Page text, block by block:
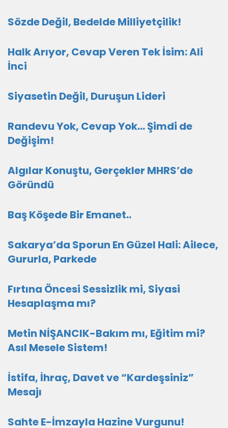
Sözde Değil, Bedelde Milliyetçilik!
Halk Arıyor, Cevap Veren Tek İsim: Ali
İnci
Siyasetin Değil, Duruşun Lideri
Randevu Yok, Cevap Yok… Şimdi de
Değişim!
Algılar Konuştu, Gerçekler MHRS’de
Göründü
Baş Köşede Bir Emanet..
Sakarya’da Sporun En Güzel Hali: Ailece,
Gururla, Parkede
Fırtına Öncesi Sessizlik mi, Siyasi
Hesaplaşma mı?
Metin NİŞANCIK-Bakım mı, Eğitim mi?
Asıl Mesele Sistem!
İstifa, İhraç, Davet ve “Kardeşsiniz”
Mesajı
Sahte E-İmzayla Hazine Vurgunu!